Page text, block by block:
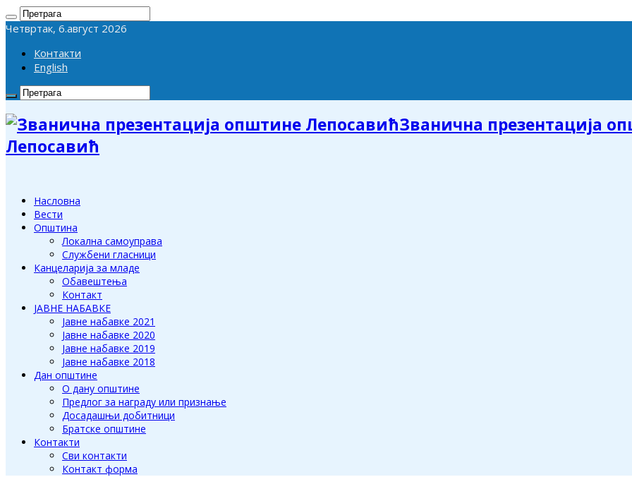
Четвртак, 6.август 2026
Контакти
English
Званична презентација
Лепосавић
Насловна
Вести
Општина
Локална самоуправа
Службени гласници
Канцеларија за младе
Обавештења
Контакт
ЈАВНЕ НАБАВКЕ
Јавне набавке 2021
Јавне набавке 2020
Јавне набавке 2019
Јавне набавке 2018
Дан општине
О дану општине
Предлог за награду или признање
Досадашњи добитници
Братске општине
Контакти
Сви контакти
Контакт форма